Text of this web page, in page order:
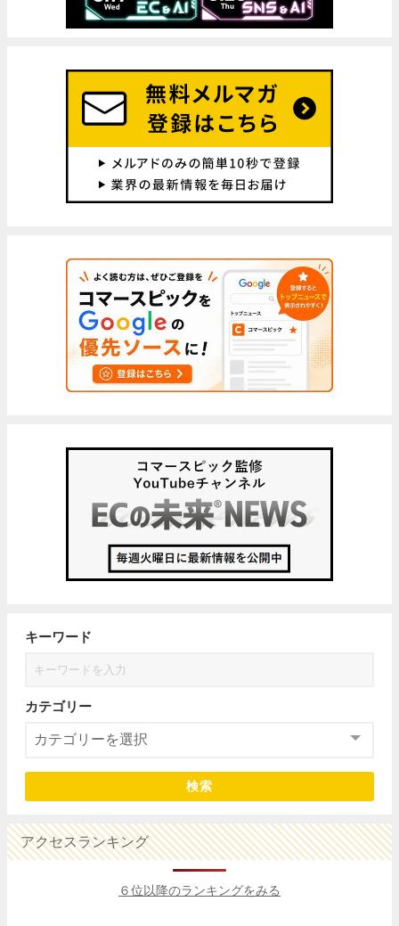
キーワード
カテゴリー
検索
アクセスランキング
６位以降のランキングをみる